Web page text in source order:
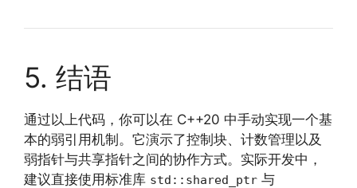
5. 结语
通过以上代码，你可以在 C++20 中手动实现一个基
本的弱引用机制。它演示了控制块、计数管理以及
弱指针与共享指针之间的协作方式。实际开发中，
建议直接使用标准库 std::shared_ptr 与